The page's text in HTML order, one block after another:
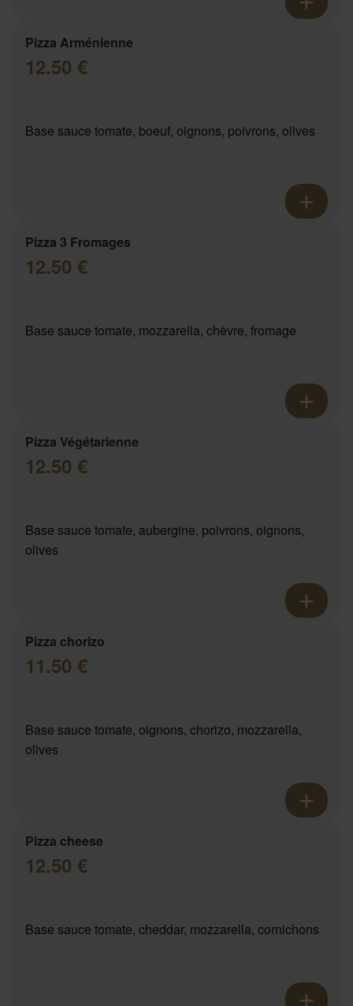
Pizza Arménienne
12.50 €
Base sauce tomate, boeuf, oignons, poivrons, olives
Pizza 3 Fromages
12.50 €
Base sauce tomate, mozzarella, chèvre, fromage
Pizza Végétarienne
12.50 €
Base sauce tomate, aubergine, poivrons, oignons,
olives
Pizza chorizo
11.50 €
Base sauce tomate, oignons, chorizo, mozzarella,
olives
Pizza cheese
12.50 €
Base sauce tomate, cheddar, mozzarella, cornichons